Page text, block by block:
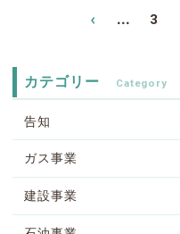
... 3
カテゴリー
告知
ガス事業
建設事業